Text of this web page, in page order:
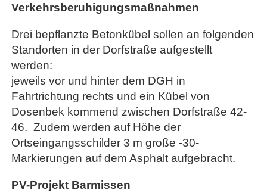
Verkehrsberuhigungsmaßnahmen
Drei bepflanzte Betonkübel sollen an folgenden
Standorten in der Dorfstraße aufgestellt
werden:
jeweils vor und hinter dem DGH in
Fahrtrichtung rechts und ein Kübel von
Dosenbek kommend zwischen Dorfstraße 42-
46. Zudem werden auf Höhe der
Ortseingangsschilder 3 m große -30-
Markierungen auf dem Asphalt aufgebracht.
PV-Projekt Barmissen